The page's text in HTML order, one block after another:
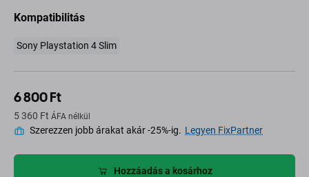
Kompatibilitás
Sony Playstation 4 Slim
6 800 Ft
5 360 Ft ÁFA nélkül
Szerezzen jobb árakat akár -25%-ig. Legyen FixPartner
Hozzáadás a kosárhoz